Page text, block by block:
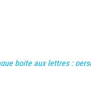
boite aux lettres :